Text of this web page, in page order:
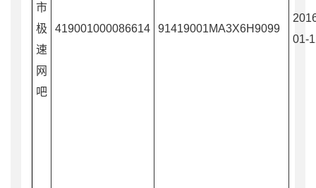
市
极
速
网
吧
419001000086614 91419001MA3X6H9099
01-